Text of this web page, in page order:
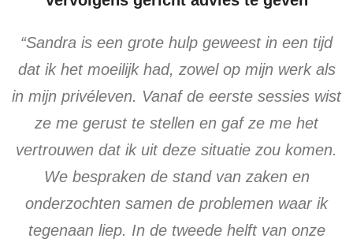
“Sandra is een grote hulp geweest in een tijd
dat ik het moeilijk had, zowel op mijn werk als
in mijn privéleven. Vanaf de eerste sessies wist
ze me gerust te stellen en gaf ze me het
vertrouwen dat ik uit deze situatie zou komen.
We bespraken de stand van zaken en
onderzochten samen de problemen waar ik
tegenaan liep. In de tweede helft van onze